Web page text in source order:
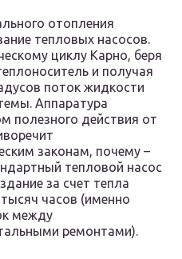
отопления
тепловых насосов.
циклу Карно, беря
и получая
поток жидкости
Аппаратура
полезного действия от
законам, почему –
тепловой насос
за счет тепла
часов (именно
между
ремонтами).